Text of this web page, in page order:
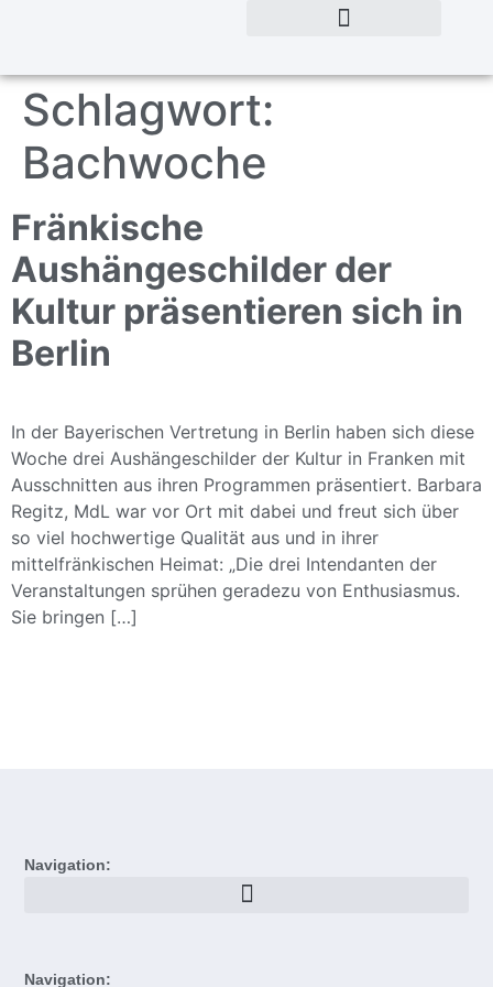
Schlagwort:
Bachwoche
Fränkische
Aushängeschilder der
Kultur präsentieren sich in
Berlin
In der Bayerischen Vertretung in Berlin haben sich diese
Woche drei Aushängeschilder der Kultur in Franken mit
Ausschnitten aus ihren Programmen präsentiert. Barbara
Regitz, MdL war vor Ort mit dabei und freut sich über
so viel hochwertige Qualität aus und in ihrer
mittelfränkischen Heimat: „Die drei Intendanten der
Veranstaltungen sprühen geradezu von Enthusiasmus.
Sie bringen […]
Navigation:
Navigation: